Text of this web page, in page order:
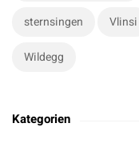
sternsingen Vlinsi
Wildegg
Kategorien